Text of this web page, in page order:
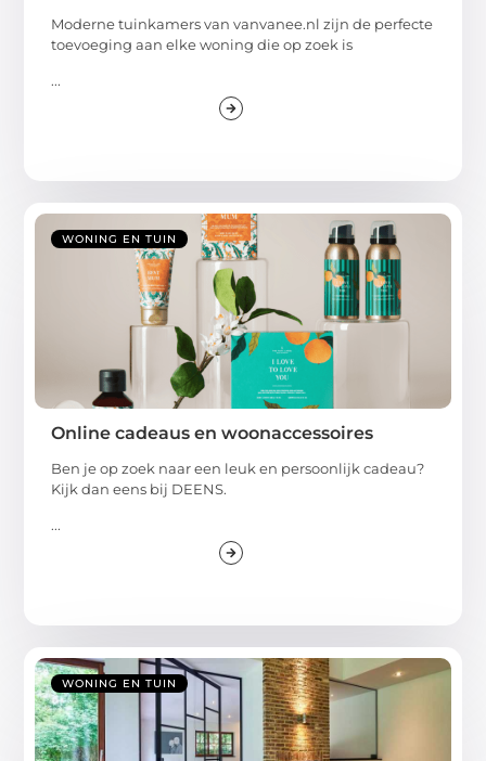
Moderne tuinkamers van vanvanee.nl zijn de perfecte
toevoeging aan elke woning die op zoek is
...
WONING EN TUIN
Online cadeaus en woonaccessoires
Ben je op zoek naar een leuk en persoonlijk cadeau?
Kijk dan eens bij DEENS.
...
WONING EN TUIN